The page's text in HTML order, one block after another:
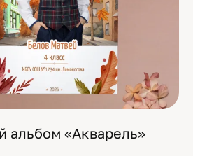
альбом «Акварель»